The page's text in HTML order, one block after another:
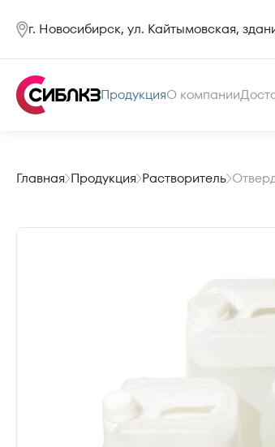
г. Новосибирск, ул. Кайтымовская,
ПродукцияО компании
Главная Продукция Растворитель